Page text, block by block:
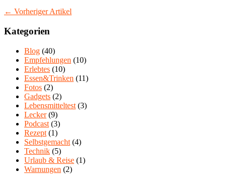
← Vorheriger Artikel
Kategorien
Blog (40)
Empfehlungen (10)
Erlebtes (10)
Essen&Trinken (11)
Fotos (2)
Gadgets (2)
Lebensmitteltest (3)
Lecker(9)
Podcast (3)
Rezept (1)
Selbstgemacht (4)
Technik (5)
Urlaub & Reise (1)
Warnungen (2)